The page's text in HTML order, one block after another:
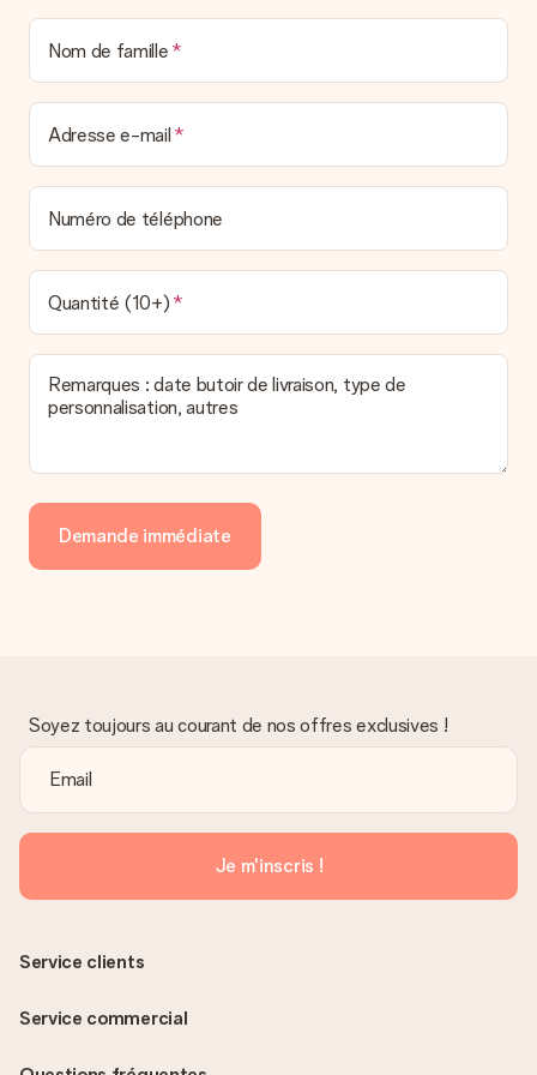
Nom de famille
Adresse e-mail
Numéro de téléphone
Quantité (10+)
Remarques : date butoir de livraison, type de
personnalisation, autres
Demande immédiate
Soyez toujours au courant de nos offres exclusives !
Je m'inscris !
Service clients
Service commercial